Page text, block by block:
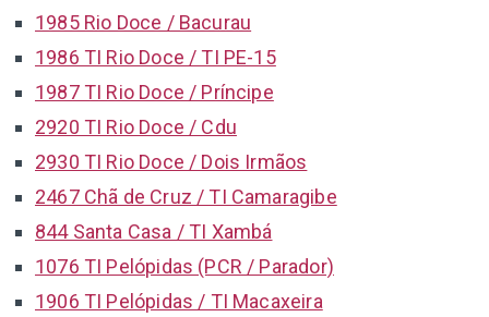
1985 Rio Doce / Bacurau
1986 TI Rio Doce / TI PE-15
1987 TI Rio Doce / Príncipe
2920 TI Rio Doce / Cdu
2930 TI Rio Doce / Dois Irmãos
2467 Chã de Cruz / TI Camaragibe
844 Santa Casa / TI Xambá
1076 TI Pelópidas (PCR / Parador)
1906 TI Pelópidas / TI Macaxeira